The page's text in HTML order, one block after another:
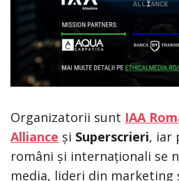
Organizatorii sunt IAA
Alliance și Superscrieri, iar
români și internaționali se
media, lideri din marketing